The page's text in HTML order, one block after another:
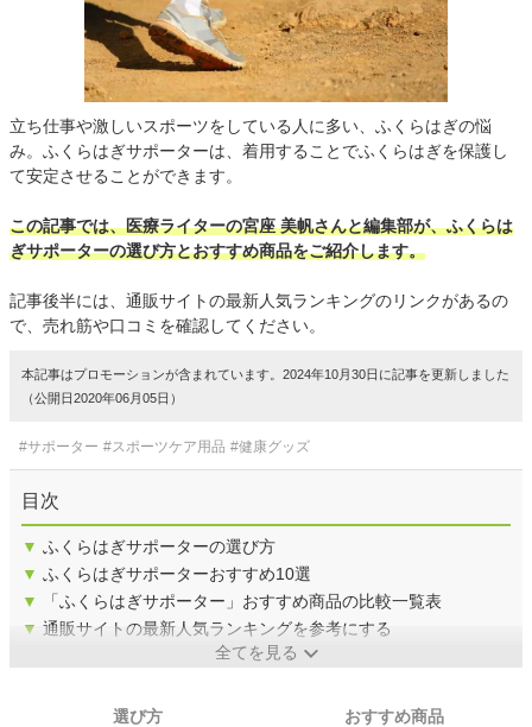
立ち仕事や激しいスポーツをしている人に多い、ふくらはぎの悩
み。ふくらはぎサポーターは、着用することでふくらはぎを保護し
て安定させることができます。
この記事では、医療ライターの宮座 美帆さんと編集部が、ふくらは
ぎサポーターの選び方とおすすめ商品をご紹介します。
記事後半には、通販サイトの最新人気ランキングのリンクがあるの
で、売れ筋や口コミを確認してください。
本記事はプロモーションが含まれています。2024年10月30日に記事を更新しました
（公開日2020年06月05日）
#サポーター #スポーツケア用品 #健康グッズ
目次
▼ ふくらはぎサポーターの選び方
▼ ふくらはぎサポーターおすすめ10選
▼
「ふくらはぎサポーター」おすすめ商品の比較一覧表
▼ 通販サイトの最新人気ランキングを参考にする
全てを見る
選び方 おすすめ商品